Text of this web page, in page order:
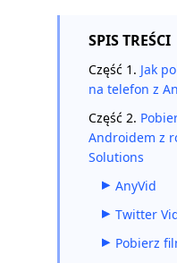
SPIS TREŚCI
Część 1. Jak
na telefon z
Część 2.
Androidem z
Solutions
AnyVid
Twitter
Pobierz